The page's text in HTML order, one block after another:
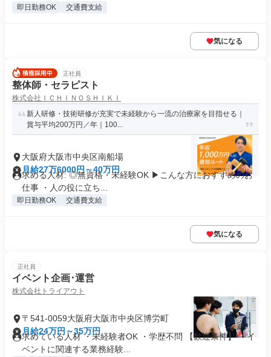
即日勤務OK 交通費支給
気になる
正社員
整体師・セラピスト
株式会社ＩＣＨＩＮＯＳＨＩＫＩ
新人研修・技術研修が充実で未経験から一流の治療家を目指せる｜
賞与平均200万円／年｜100...
大阪府大阪市中央区南船場
月給27万6000円～40万円
求める人材: ◎無資格・未経験OK ▶︎こんな方におすすめのお
仕事 ・人の役に立ち...
即日勤務OK 交通費支給
気になる
正社員
イベント企画･運営
株式会社トライアウト
〒541-0059大阪府大阪市中央区博労町
月給24万円～35万円
求めている人材 ・未経験者OK ・学歴不問 【歓迎条件】 ・イ
ベントに関連する業務経験...